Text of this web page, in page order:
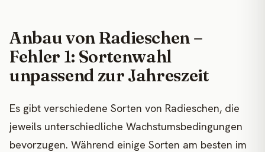
Anbau von Radieschen –
Fehler 1: Sortenwahl
unpassend zur Jahreszeit
Es gibt verschiedene Sorten von Radieschen, die
jeweils unterschiedliche Wachstumsbedingungen
bevorzugen. Während einige Sorten am besten im